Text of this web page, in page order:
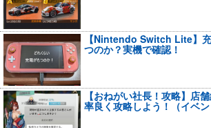
【Nintendo Switch Lite】
つのか？実機で確認！
【おねがい社長！攻略】店
率良く攻略しよう！（イベン